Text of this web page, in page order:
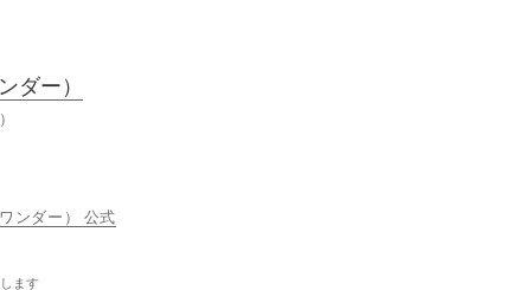
ダー）
ンダー） 公式
ます